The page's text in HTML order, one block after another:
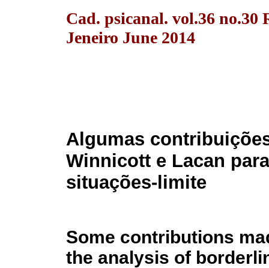
Cad. psicanal. vol.36 no.30
Jeneiro June 2014
Algumas
Winnicott e Lacan
situações-limite
Some contributions
the analysis of